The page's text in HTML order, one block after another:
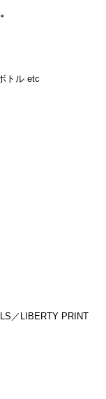
トル etc
／LIBERTY PRINT